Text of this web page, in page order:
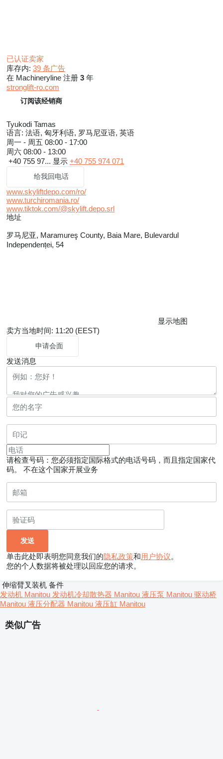
已认证卖家
库存内: 39 条广告
在 Machineryline 注册 3 年
stronglift-ro.com
订阅该经销商
Tyukodi Tamas
语言: 法语, 匈牙利语, 罗马尼亚语, 英语
周一 - 周五 08:00 - 17:00
周六 08:00 - 13:00
+40 755 97... 显示 +40 755 974 071
给我回电话
www.skyliftdepo.com/ro/
www.turchiromania.ro/
www.tiktok.com/@skylift.depo.srl
地址
罗马尼亚, Maramureş County, Baia Mare, Bulevardul
Independenței, 54
显示地图
卖方当地时间: 11:20 (EEST)
申请会面
发送消息
请检查号码：您必须指定国际格式的电话号码，而且指定国家代
码。
不在这个国家开展业务
单击此处即表明您同意我们的隐私政策和用户协议。
您的个人数据将被处理以回应您的请求。
类似广告
伸缩臂叉装机 备件
发动机 Manitou 发动机冷却散热器 Manitou 液压泵 Manitou 驱动桥
Manitou 液压分配器 Manitou 液压缸 Manitou